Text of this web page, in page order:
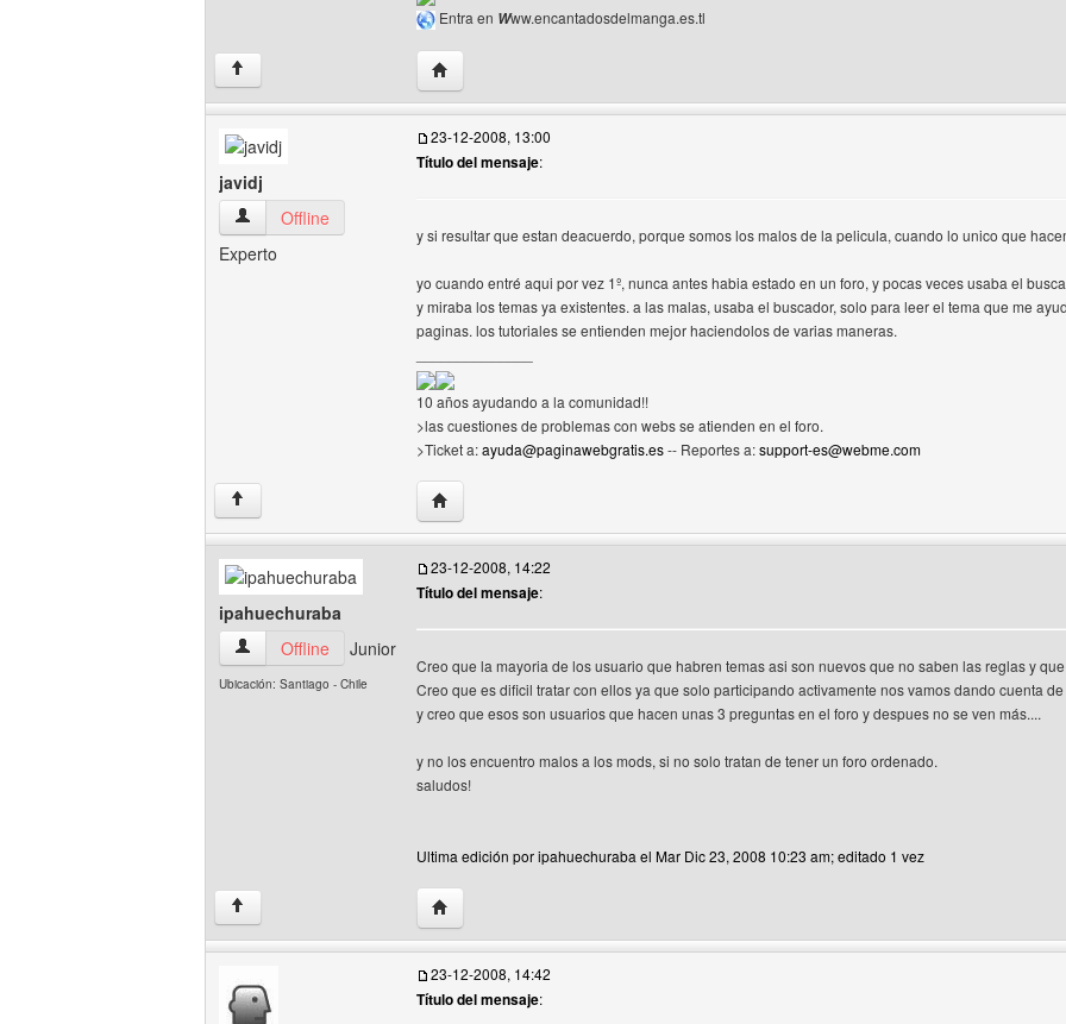
Entra en Www.encantadosdelmanga.es.tl
↑ Visitar sitio web del autor: encantadosdelmanga
javidj
javidj Ver perfil del usuario
Offline
Experto
23-12-2008, 13:00
Título del mensaje:
y si resultar que estan deacuerdo, porque somos los malos de la pelicula, cuando lo unico que
yo cuando entré aqui por vez 1º, nunca antes habia estado en un foro, y pocas veces usaba el
y miraba los temas ya existentes. a las malas, usaba el buscador, solo para leer el tema que me
paginas. los tutoriales se entienden mejor haciendolos de varias maneras.
10 años ayudando a la comunidad!!
>las cuestiones de problemas con webs se atienden en el foro.
>Ticket a:ayuda@paginawebgratis.es-- Reportes a:support-es@webme.com
↑ Visitar sitio web del autor: javidj
ipahuechuraba
ipahuechuraba Ver perfil del usuario
Offline Junior
Ubicación: Santiago - Chile
23-12-2008, 14:22
Título del mensaje:
Creo que la mayoria de los usuario que habren temas asi son nuevos que no saben las reglas y
Creo que es dificil tratar con ellos ya que solo participando activamente nos vamos dando cuenta
y creo que esos son usuarios que hacen unas 3 preguntas en el foro y despues no se ven más....
y no los encuentro malos a los mods, si no solo tratan de tener un foro ordenado.
saludos!
Ultima edición por ipahuechuraba el Mar Dic 23, 2008 10:23 am; editado 1 vez
↑ Visitar sitio web del autor: ipahuechuraba
23-12-2008, 14:42
Título del mensaje: